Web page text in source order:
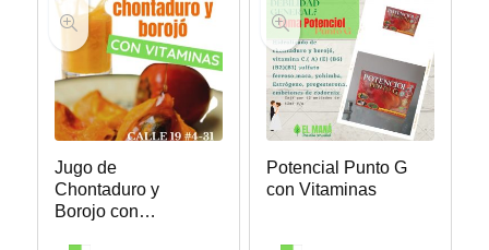
Jugo de
Chontaduro y
Borojo con
Potencial Punto G
con Vitaminas